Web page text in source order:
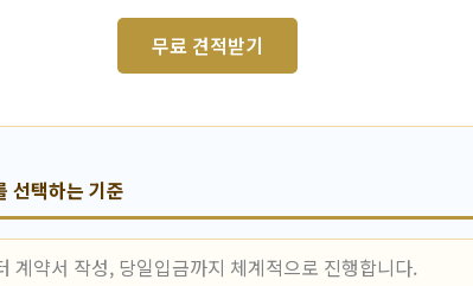
무료 견적받기
선택하는 기준
계약서 작성, 당일입금까지 체계적으로 진행합니다.